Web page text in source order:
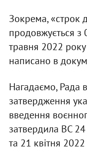
Зокрема, «строк
продовжується
травня 2022
написано в
Нагадаємо, Рада
затвердження
введення
затвердила ВС
та 21 квітня